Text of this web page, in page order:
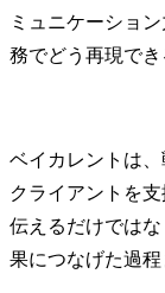
ミュニケーショ
務でどう再現でき
ベイカレントは
クライアントを
伝えるだけでは
果につなげた過程